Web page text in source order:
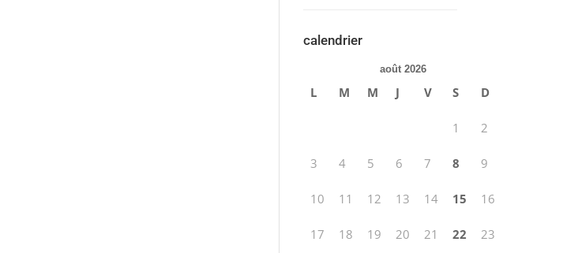
calendrier
août 2026
L M M J V S D
1 2
3 4 5 6 7 8 9
10 11 12 13 14 15 16
17 18 19 20 21 22 23